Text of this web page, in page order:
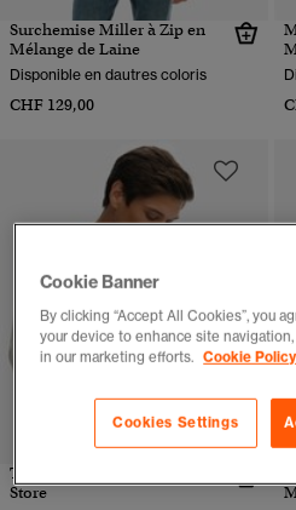
Surchemise Miller à Zip en
Mélange de Laine
Disponible en dautres coloris
CHF 129,00
T-shirt Henley The Merchant
Store
Cookie Banner
By clicking “Accept All Cookies”, you
your device to enhance site
in our marketing efforts. Cookie Policy
Cookies Settings